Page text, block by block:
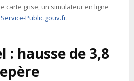
carte grise, un simulateur en ligne
Public.gouv.fr.
: hausse de 3,8